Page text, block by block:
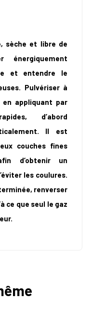
sèche et libre de
énergiquement
et entendre le
Pulvériser à
appliquant par
d’abord
Il est
couches fines
d’obtenir un
les coulures.
renverser
ce que seul le gaz